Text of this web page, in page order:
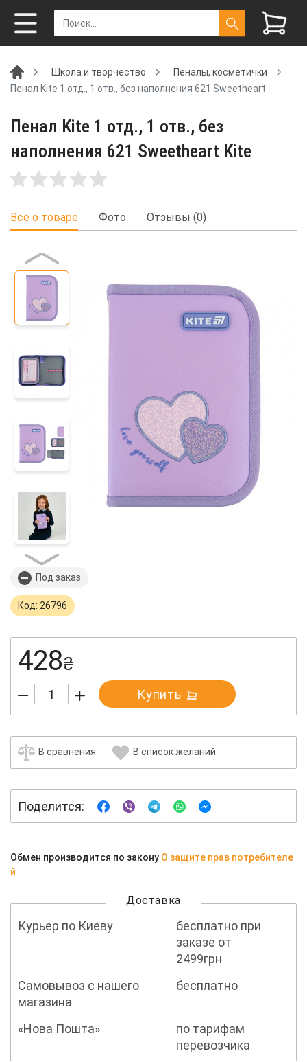
Школа и творчество
Пеналы, косметички
Пенал Kite 1 отд., 1 отв., без наполнения 621 Sweetheart
Пенал Kite 1 отд., 1 отв., без
наполнения 621 Sweetheart Kite
Все о товаре Фото Отзывы (0)
Под заказ
Код: 26796
428₴
Купить
В сравнения В список желаний
Поделится:
Обмен производится по закону О защите прав потребителе
й
Доставка
Курьер по Киеву
бесплатно при
заказе от
2499грн
Самовывоз с нашего
магазина
бесплатно
«Нова Пошта»
по тарифам
перевозчика